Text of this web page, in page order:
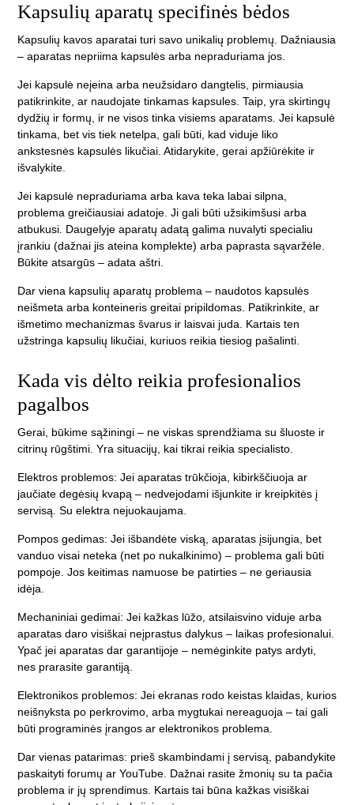
Kapsulių aparatų specifinės bėdos
Kapsulių kavos aparatai turi savo unikalių problemų. Dažniausia
– aparatas nepriima kapsulės arba nepraduriama jos.
Jei kapsulė neįeina arba neužsidaro dangtelis, pirmiausia
patikrinkite, ar naudojate tinkamas kapsules. Taip, yra skirtingų
dydžių ir formų, ir ne visos tinka visiems aparatams. Jei kapsulė
tinkama, bet vis tiek netelpa, gali būti, kad viduje liko
ankstesnės kapsulės likučiai. Atidarykite, gerai apžiūrėkite ir
išvalykite.
Jei kapsulė nepraduriama arba kava teka labai silpna,
problema greičiausiai adatoje. Ji gali būti užsikimšusi arba
atbukusi. Daugelyje aparatų adatą galima nuvalyti specialiu
įrankiu (dažnai jis ateina komplekte) arba paprasta sąvaržėle.
Būkite atsargūs – adata aštri.
Dar viena kapsulių aparatų problema – naudotos kapsulės
neišmeta arba konteineris greitai pripildomas. Patikrinkite, ar
išmetimo mechanizmas švarus ir laisvai juda. Kartais ten
užstringa kapsulių likučiai, kuriuos reikia tiesiog pašalinti.
Kada vis dėlto reikia profesionalios
pagalbos
Gerai, būkime sąžiningi – ne viskas sprendžiama su šluoste ir
citrinų rūgštimi. Yra situacijų, kai tikrai reikia specialisto.
Elektros problemos: Jei aparatas trūkčioja, kibirkščiuoja ar
jaučiate degėsių kvapą – nedvejodami išjunkite ir kreipkitės į
servisą. Su elektra nejuokaujama.
Pompos gedimas: Jei išbandėte viską, aparatas įsijungia, bet
vanduo visai neteka (net po nukalkinimo) – problema gali būti
pompoje. Jos keitimas namuose be patirties – ne geriausia
idėja.
Mechaniniai gedimai: Jei kažkas lūžo, atsilaisvino viduje arba
aparatas daro visiškai neįprastus dalykus – laikas profesionalui.
Ypač jei aparatas dar garantijoje – nemėginkite patys ardyti,
nes prarasite garantiją.
Elektronikos problemos: Jei ekranas rodo keistas klaidas, kurios
neišnyksta po perkrovimo, arba mygtukai nereaguoja – tai gali
būti programinės įrangos ar elektronikos problema.
Dar vienas patarimas: prieš skambindami į servisą, pabandykite
paskaityti forumų ar YouTube. Dažnai rasite žmonių su ta pačia
problema ir jų sprendimus. Kartais tai būna kažkas visiškai